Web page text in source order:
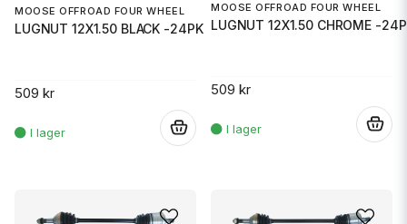
MOOSE OFFROAD FOUR WHEEL
LUGNUT 12X1.50 BLACK -24PK
509 kr
MOOSE OFFROAD FOUR WHEEL
LUGNUT 12X1.50 CHROME -
509 kr